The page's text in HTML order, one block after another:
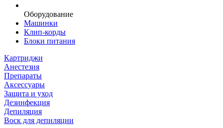
Оборудование
Машинки
Клип-корды
Блоки питания
Картриджи
Анестезия
Препараты
Аксессуары
Защита и уход
Дезинфекция
Депиляция
Воск для депиляции